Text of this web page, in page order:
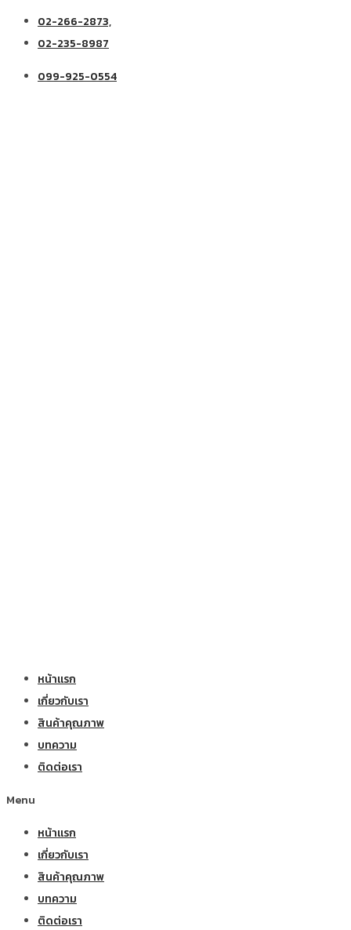
02-266-2873,
02-235-8987
099-925-0554
หน้าแรก
เกี่ยวกับเรา
สินค้าคุณภาพ
บทความ
ติดต่อเรา
Menu
หน้าแรก
เกี่ยวกับเรา
สินค้าคุณภาพ
บทความ
ติดต่อเรา